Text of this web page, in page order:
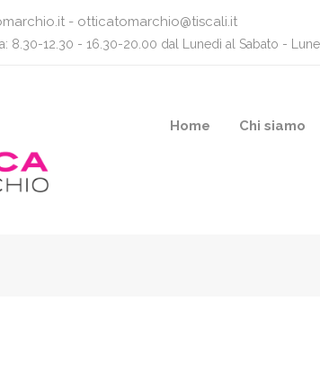
- otticatomarchio@tiscali.it
8.30-12.30 - 16.30-20.00 dal Lunedì al Sabato -
Home Chi siamo